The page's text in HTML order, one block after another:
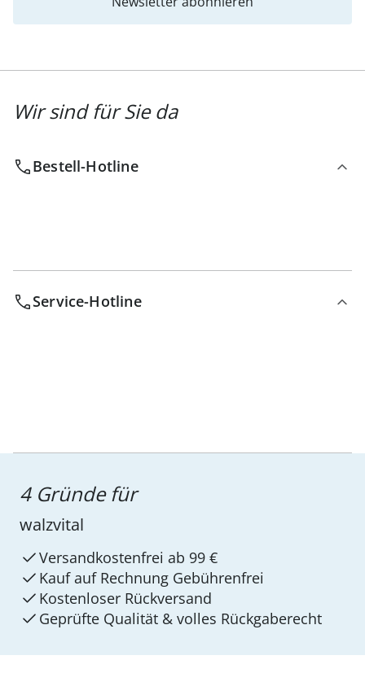
Wir sind für Sie da
Bestell-Hotline
Service-Hotline
4 Gründe für
walzvital
Versandkostenfrei ab 99 €
Kauf auf Rechnung Gebührenfrei
Kostenloser Rückversand
Geprüfte Qualität & volles Rückgaberecht